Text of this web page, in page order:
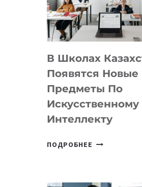
MOST
—
ДЛЯ
СТАРТАПОВ
В Школах
Появятся Новые
Предметы По
Искусственному
Интеллекту
ПОДРОБНЕЕ